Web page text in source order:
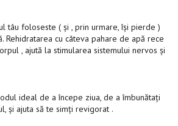
tâu foloseste ( și , prin urmare, își pierde )
Rehidratarea cu câteva pahare de apă rece
, ajută la stimularea sistemului nervos și
ideal de a începe ziua, de a îmbunătați
și ajuta să te simți revigorat .